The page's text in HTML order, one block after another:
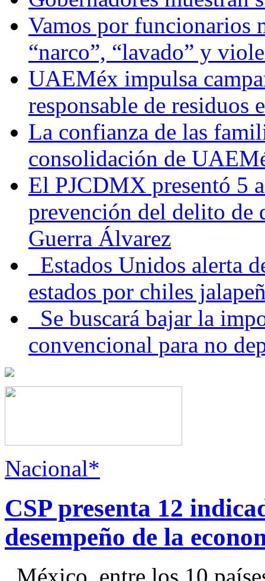
Vamos por funcionarios
“narco”, “lavado” y
UAEMéx impulsa
responsable de residuos
La confianza de las
consolidación de
El PJCDMX presentó 5
prevención del delito de
Guerra Álvarez
Estados Unidos alerta
estados por chiles
Se buscará bajar la
convencional para no
Nacional*
CSP presenta 12
desempeño de la